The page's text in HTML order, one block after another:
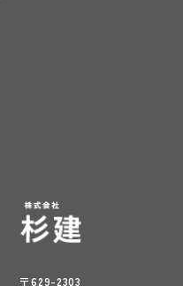
〒629-2303